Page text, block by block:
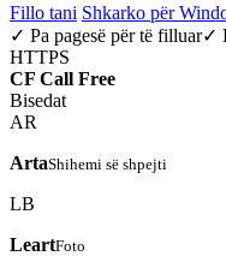
Fillo tani Shkarko për
✓ Pa pagesë për të filluar✓
HTTPS
CF Call Free
Bisedat
AR
ArtaShihemi së shpejti
LB
LeartFoto